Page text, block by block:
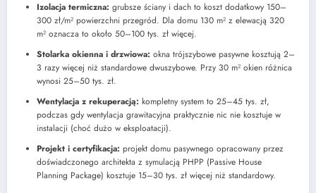
Izolacja termiczna: grubsze ściany i dach to koszt dodatkowy 150–
300 zł/m² powierzchni przegród. Dla domu 130 m² z elewacją 320
m² oznacza to około 50–100 tys. zł więcej.
Stolarka okienna i drzwiowa: okna trójszybowe pasywne kosztują 2–
3 razy więcej niż standardowe dwuszybowe. Przy 30 m² okien różnica
wynosi 25–50 tys. zł.
Wentylacja z rekuperacją: kompletny system to 25–45 tys. zł,
podczas gdy wentylacja grawitacyjna praktycznie nic nie kosztuje w
instalacji (choć dużo w eksploatacji).
Projekt i certyfikacja: projekt domu pasywnego opracowany przez
doświadczonego architekta z symulacją PHPP (Passive House
Planning Package) kosztuje 15–30 tys. zł więcej niż standardowy.